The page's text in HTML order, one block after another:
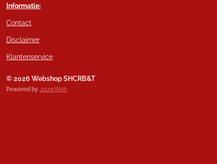
Informatie:
Contact
Disclaimer
Klantenservice
© 2026 Webshop SHCRB&T
Powered by JouwWeb